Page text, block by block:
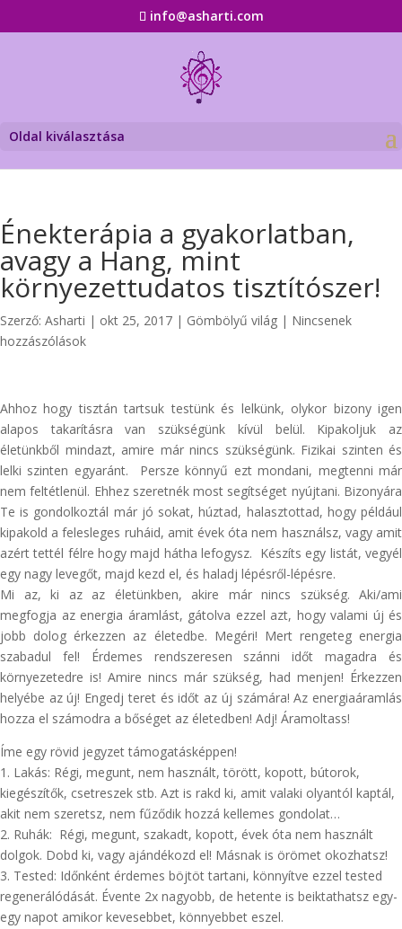
info@asharti.com
Oldal kiválasztása
Énekterápia a gyakorlatban,
avagy a Hang, mint
környezettudatos tisztítószer!
Szerző: Asharti | okt 25, 2017 | Gömbölyű világ | Nincsenek
hozzászólások
Ahhoz hogy tisztán tartsuk testünk és lelkünk, olykor bizony igen
alapos takarításra van szükségünk kívül belül. Kipakoljuk az
életünkből mindazt, amire már nincs szükségünk. Fizikai szinten és
lelki szinten egyaránt. Persze könnyű ezt mondani, megtenni már
nem feltétlenül. Ehhez szeretnék most segítséget nyújtani. Bizonyára
Te is gondolkoztál már jó sokat, húztad, halasztottad, hogy például
kipakold a felesleges ruháid, amit évek óta nem használsz, vagy amit
azért tettél félre hogy majd hátha lefogysz. Készíts egy listát, vegyél
egy nagy levegőt, majd kezd el, és haladj lépésről-lépésre.
Mi az, ki az az életünkben, akire már nincs szükség. Aki/ami
megfogja az energia áramlást, gátolva ezzel azt, hogy valami új és
jobb dolog érkezzen az életedbe. Megéri! Mert rengeteg energia
szabadul fel! Érdemes rendszeresen szánni időt magadra és
környezetedre is! Amire nincs már szükség, had menjen! Érkezzen
helyébe az új! Engedj teret és időt az új számára! Az energiaáramlás
hozza el számodra a bőséget az életedben! Adj! Áramoltass!
Íme egy rövid jegyzet támogatásképpen!
1. Lakás: Régi, megunt, nem használt, törött, kopott, bútorok,
kiegészítők, csetreszek stb. Azt is rakd ki, amit valaki olyantól kaptál,
akit nem szeretsz, nem fűződik hozzá kellemes gondolat…
2. Ruhák: Régi, megunt, szakadt, kopott, évek óta nem használt
dolgok. Dobd ki, vagy ajándékozd el! Másnak is örömet okozhatsz!
3. Tested: Időnként érdemes böjtöt tartani, könnyítve ezzel tested
regenerálódását. Évente 2x nagyobb, de hetente is beiktathatsz egy-
egy napot amikor kevesebbet, könnyebbet eszel.